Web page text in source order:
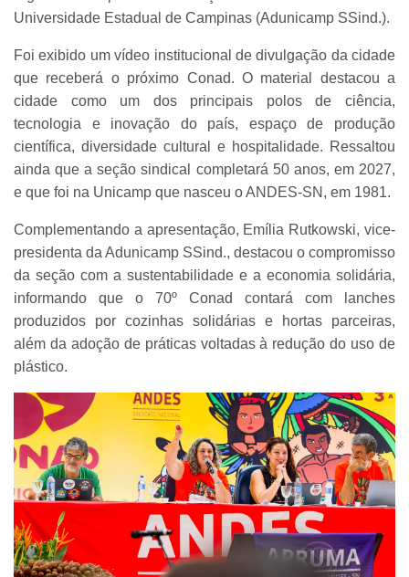
Universidade Estadual de Campinas (Adunicamp SSind.).
Foi exibido um vídeo institucional de divulgação da cidade
que receberá o próximo Conad. O material destacou a
cidade como um dos principais polos de ciência,
tecnologia e inovação do país, espaço de produção
científica, diversidade cultural e hospitalidade. Ressaltou
ainda que a seção sindical completará 50 anos, em 2027,
e que foi na Unicamp que nasceu o ANDES-SN, em 1981.
Complementando a apresentação, Emília Rutkowski, vice-
presidenta da Adunicamp SSind., destacou o compromisso
da seção com a sustentabilidade e a economia solidária,
informando que o 70º Conad contará com lanches
produzidos por cozinhas solidárias e hortas parceiras,
além da adoção de práticas voltadas à redução do uso de
plástico.